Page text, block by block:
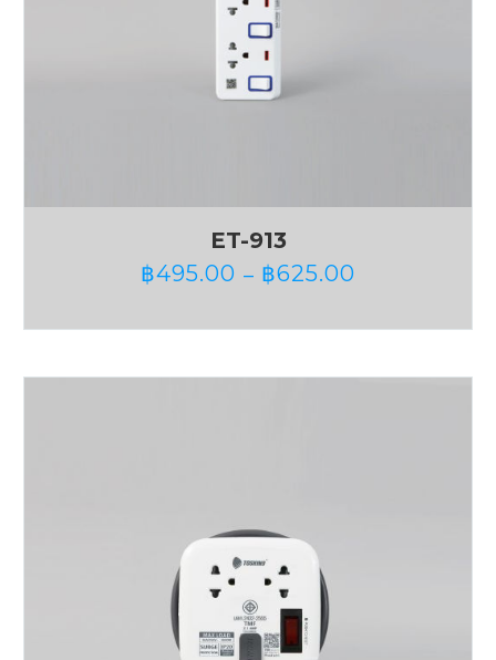
ET-913
฿495.00 – ฿625.00